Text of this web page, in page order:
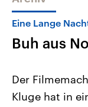
Themen
Eine Lange
Buh aus
Der
Kluge hat in